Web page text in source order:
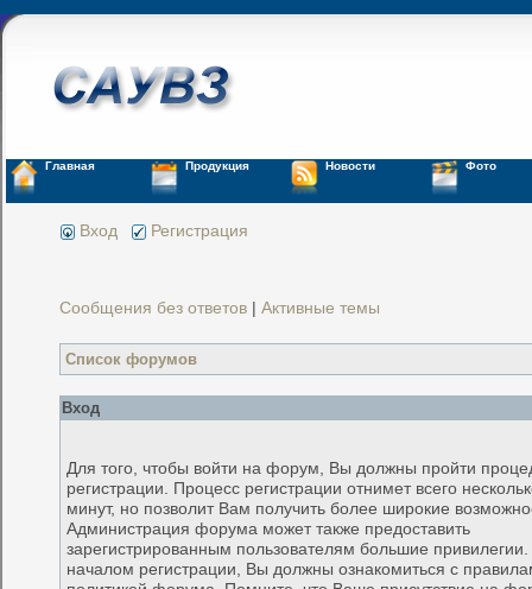
Главная Продукция Новости Фото
Вход Регистрация
Сообщения без ответов |Активные темы
Список форумов
Вход
Для того, чтобы войти на форум, Вы должны пройти
регистрации. Процесс регистрации отнимет всего
минут, но позволит Вам получить более широкие
Администрация форума может также предоставить
зарегистрированным пользователям большие
началом регистрации, Вы должны ознакомиться с